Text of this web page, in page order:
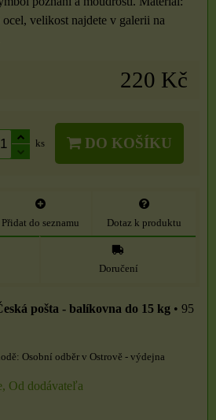
velikost najdete v galerii na
220 Kč
ks DO KOŠÍKU
Přidat do seznamu Dotaz k produktu
Doručení
pošta - balíkovna do 15 kg • 95
Osobní odběr v Ostrově - výdejna
Od dodávateľa